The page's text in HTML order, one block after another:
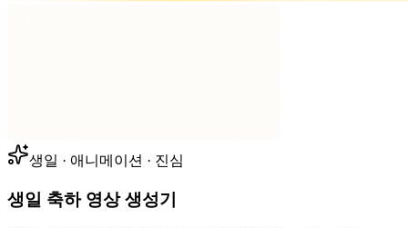
생일 · 애니메이션 · 진심
생일 축하 영상 생성기